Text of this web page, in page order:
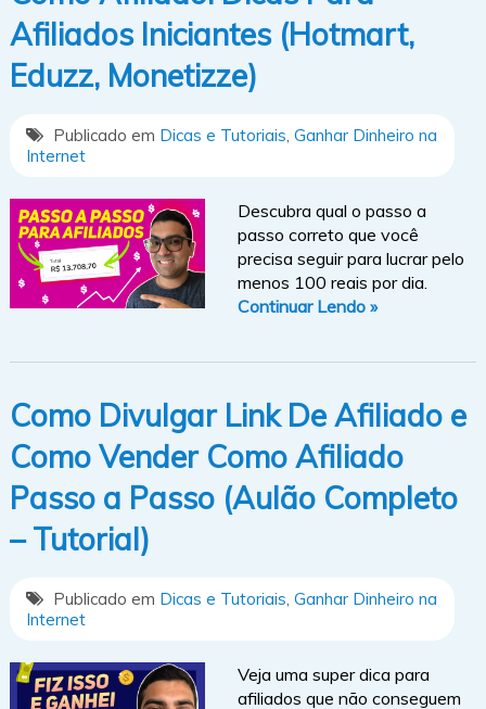
Afiliados Iniciantes (Hotmart,
Eduzz, Monetizze)
Publicado em Dicas e Tutoriais Ganhar Dinheiro na
Internet
Descubra qual o passo a
passo correto que você
precisa seguir para lucrar pelo
menos 100 reais por dia.
Continuar Lendo »
Como Divulgar Link De Afiliado e
Como Vender Como Afiliado
Passo a Passo (Aulão Completo
– Tutorial)
Publicado em Dicas e Tutoriais Ganhar Dinheiro na
Internet
Veja uma super dica para
afiliados que não conseguem